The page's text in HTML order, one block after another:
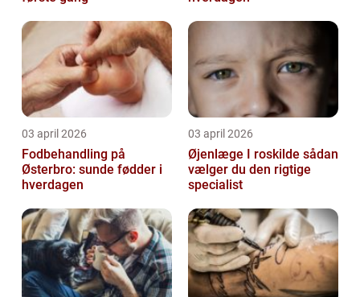
03 april 2026
Fodbehandling på
Østerbro: sunde fødder i
hverdagen
03 april 2026
Øjenlæge I roskilde sådan
vælger du den rigtige
specialist